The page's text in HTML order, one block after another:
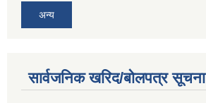
अन्य
सार्वजनिक खरिद/बोलपत्र सूचना